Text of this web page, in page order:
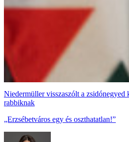
Niedermüller visszaszólt a zsidónegyed
rabbiknak
„Erzsébetváros egy és oszthatatlan!”